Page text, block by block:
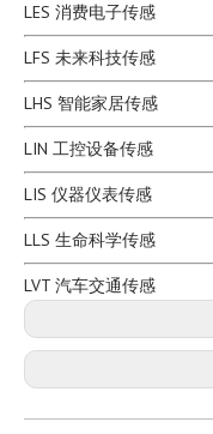
LES 消费电子传感
LFS 未来科技传感
LHS 智能家居传感
LIN 工控设备传感
LIS 仪器仪表传感
LLS 生命科学传感
LVT 汽车交通传感
型号：